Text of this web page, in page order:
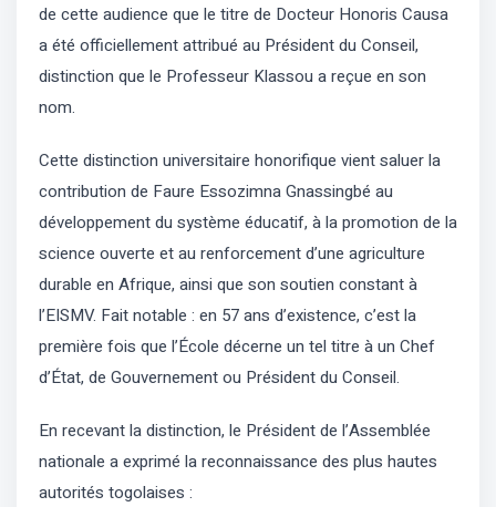
de cette audience que le titre de Docteur Honoris Causa
a été officiellement attribué au Président du Conseil,
distinction que le Professeur Klassou a reçue en son
nom.
Cette distinction universitaire honorifique vient saluer la
contribution de Faure Essozimna Gnassingbé au
développement du système éducatif, à la promotion de la
science ouverte et au renforcement d’une agriculture
durable en Afrique, ainsi que son soutien constant à
l’EISMV. Fait notable : en 57 ans d’existence, c’est la
première fois que l’École décerne un tel titre à un Chef
d’État, de Gouvernement ou Président du Conseil.
En recevant la distinction, le Président de l’Assemblée
nationale a exprimé la reconnaissance des plus hautes
autorités togolaises :